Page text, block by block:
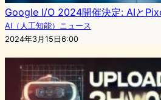
Google I/O 2024開催決定: AIと
AI（人工知能）ニュース
2024年3月15日6:00